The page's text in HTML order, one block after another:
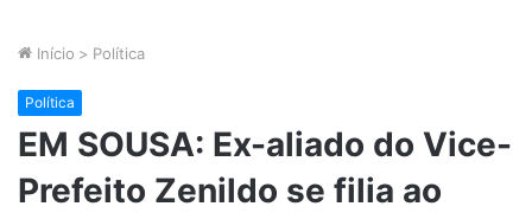
Início > Política
Política
EM SOUSA: Ex-aliado do Vice-
Prefeito Zenildo se filia ao